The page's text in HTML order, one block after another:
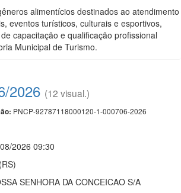
alimentícios destinados ao atendimento
eventos turísticos, culturais e esportivos,
capacitação e qualificação profissional
Municipal de Turismo.
2026 (12 visual.)
PNCP-92787118000120-1-000706-2026
2026 09:30
SENHORA DA CONCEICAO S/A